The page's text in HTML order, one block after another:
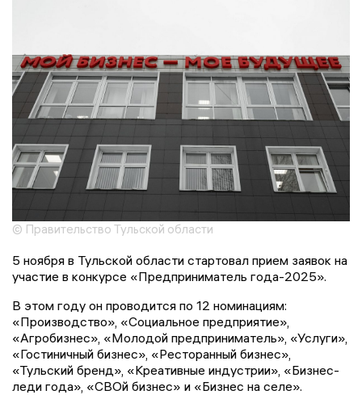
© Правительство Тульской области
5 ноября в Тульской области стартовал прием заявок на
участие в конкурсе «Предприниматель года-2025».
В этом году он проводится по 12 номинациям:
«Производство», «Социальное предприятие»,
«Агробизнес», «Молодой предприниматель», «Услуги»,
«Гостиничный бизнес», «Ресторанный бизнес»,
«Тульский бренд», «Креативные индустрии», «Бизнес-
леди года», «СВОй бизнес» и «Бизнес на селе».